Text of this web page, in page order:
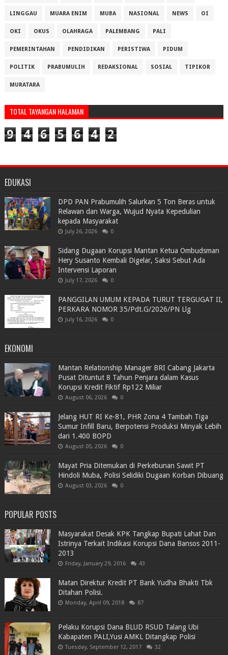
LINGGAU MUARA ENIM MUBA NASIONAL NEWS OI
OKI OKUS OLAHRAGA PALEMBANG PALI
PEMERINTAHAN PENDIDIKAN PERISTIWA PIDUM
POLITIK PRABUMULIH REDAKSIONAL SOSIAL TIPIKOR
MURATARA
TOTAL TAYANGAN HALAMAN
9 4 6 5 6 4 2
EDUKASI
DPD PAN Prabumulih Salurkan 5 Ton Beras untuk
Relawan dan Warga, Wujud Nyata Kepedulian
kepada Masyarakat
July 26, 2026 0
Sidang Dugaan Korupsi Mantan Ketua Ombudsman
Hery Susanto Kembali Digelar, Saksi Sebut Ada
Intervensi Laporan
July 17, 2026 0
PANGGILAN UMUM KEPADA TURUT TERGUGAT II,
PERKARA NOMOR 35/Pdt.G/2026/PN Llg
July 16, 2026 0
EKONOMI
Mantan Relationship Manager BRI Cabang Jakarta
Pusat Dituntut 8 Tahun Penjara dalam Kasus
Korupsi Kredit Fiktif Rp122 Miliar
August 06, 2026 0
Jelang HUT RI Ke-81, PHR Zona 4 Tambah Tiga
Sumur Infill Baru, Berpotensi Produksi Minyak Lebih
dari 1.400 BOPD
August 05, 2026 0
Mayat Pria Ditemukan di Perkebunan Sawit PT
Hindoli Muba, Polisi Selidiki Dugaan Korban Dibuang
August 03, 2026 0
POPULAR POSTS
Masyarakat Desak KPK Tangkap Bupati Lahat Dan
Istrinya Terkait Indikasi Korupsi Dana Bansos 2011-
2013
Friday, January 29, 2016 43
Matan Direktur Kredit PT Bank Yudha Bhakti Tbk
Ditahan Polisi.
Monday, April 09, 2018 87
Pelaku Korupsi Dana BLUD RSUD Talang Ubi
Kabapaten PALI,Yusi AMKL Ditangkap Polisi
Tuesday, September 12, 2017 32